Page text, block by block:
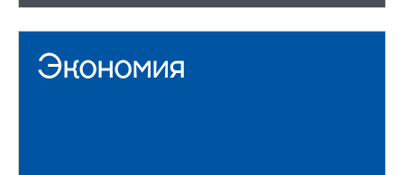
Экономия